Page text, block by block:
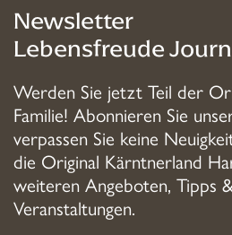
Varianten
auf.
Die
Optionen
können
auf
der
Produktseite
gewählt
werden
Newsletter
Lebensfreude
Werden Sie jetzt Teil der
Familie! Abonnieren Sie
verpassen Sie keine
die Original Kärntnerland
weiteren Angeboten, Tipps
Veranstaltungen.